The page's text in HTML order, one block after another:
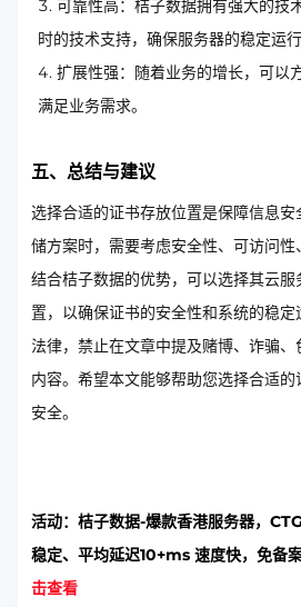
可靠性高：桔子数据拥有强大的技
时的技术支持，确保服务器的稳定运行
扩展性强：随着业务的增长，可以
满足业务需求。
五、总结与建议
选择合适的证书存放位置是保障信息
储方案时，需要考虑安全性、可访问性
结合桔子数据的优势，可以选择其云
置，以确保证书的安全性和系统的稳
法律，禁止在文章中提及赌博、诈骗
内容。希望本文能够帮助您选择合适
安全。
活动：桔子数据-爆款香港服务器，
稳定、平均延迟10+ms 速度快，免备
击查看